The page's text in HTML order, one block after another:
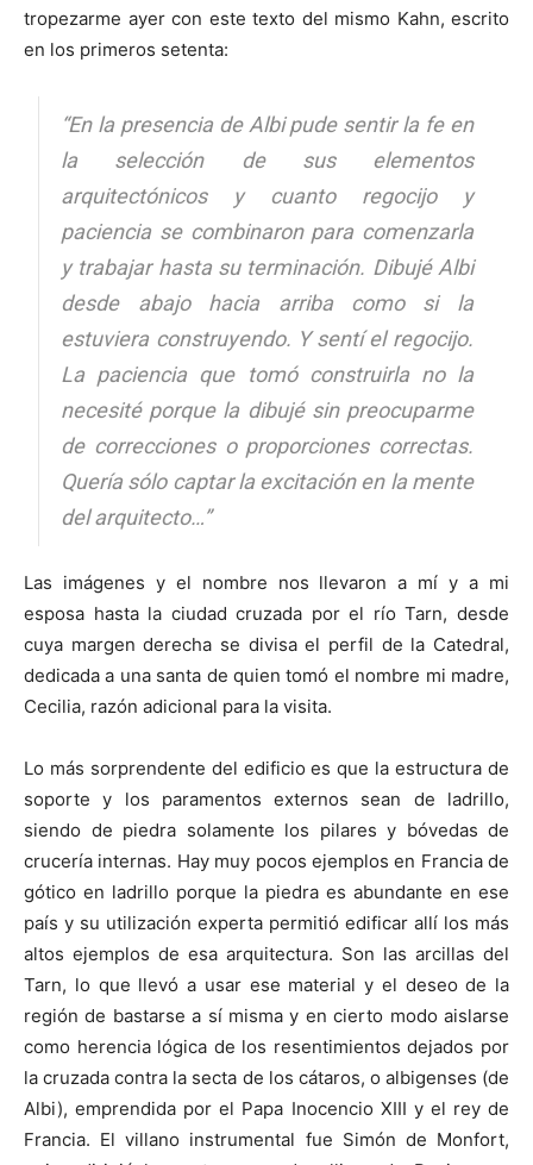
tropezarme ayer con este texto del mismo Kahn, escrito
en los primeros setenta:
“En la presencia de Albi pude sentir la fe en
la selección de sus elementos
arquitectónicos y cuanto regocijo y
paciencia se combinaron para comenzarla
y trabajar hasta su terminación. Dibujé Albi
desde abajo hacia arriba como si la
estuviera construyendo. Y sentí el regocijo.
La paciencia que tomó construirla no la
necesité porque la dibujé sin preocuparme
de correcciones o proporciones correctas.
Quería sólo captar la excitación en la mente
del arquitecto…”
Las imágenes y el nombre nos llevaron a mí y a mi
esposa hasta la ciudad cruzada por el río Tarn, desde
cuya margen derecha se divisa el perfil de la Catedral,
dedicada a una santa de quien tomó el nombre mi madre,
Cecilia, razón adicional para la visita.
Lo más sorprendente del edificio es que la estructura de
soporte y los paramentos externos sean de ladrillo,
siendo de piedra solamente los pilares y bóvedas de
crucería internas. Hay muy pocos ejemplos en Francia de
gótico en ladrillo porque la piedra es abundante en ese
país y su utilización experta permitió edificar allí los más
altos ejemplos de esa arquitectura. Son las arcillas del
Tarn, lo que llevó a usar ese material y el deseo de la
región de bastarse a sí misma y en cierto modo aislarse
como herencia lógica de los resentimientos dejados por
la cruzada contra la secta de los cátaros, o albigenses (de
Albi), emprendida por el Papa Inocencio XIII y el rey de
Francia. El villano instrumental fue Simón de Monfort,